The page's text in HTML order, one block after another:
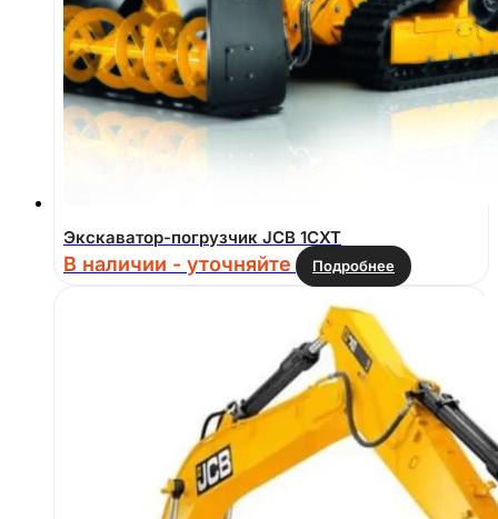
Экскаватор-погрузчик JCB 1CXT
В наличии - уточняйте Подробнее